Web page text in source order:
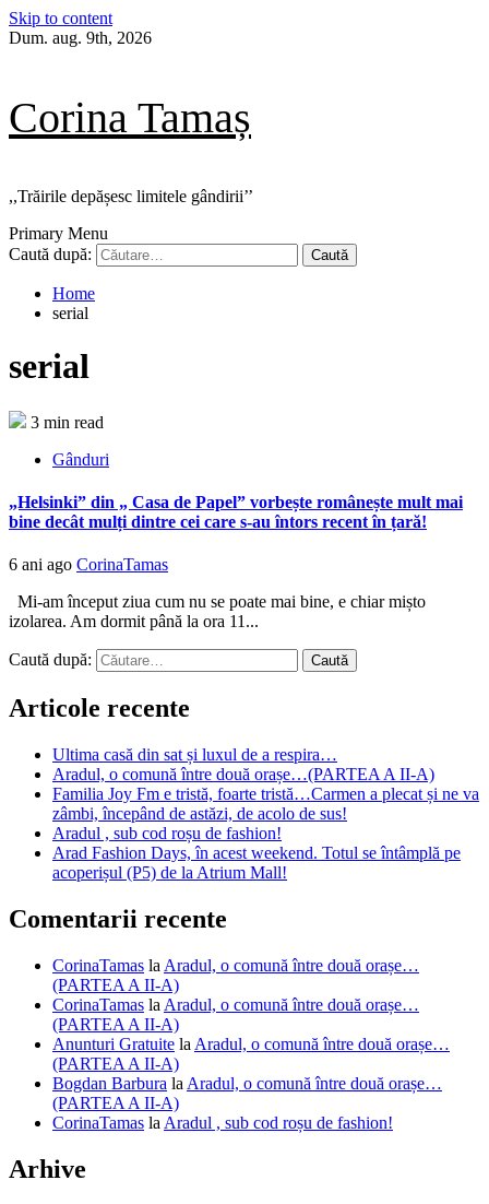
Skip to content
Dum. aug. 9th, 2026
Corina Tamaș
,,Trăirile depășesc limitele gândirii’’
Primary Menu
Caută după:
Home
serial
serial
3 min read
Gânduri
„Helsinki” din „ Casa de Papel” vorbește românește mult mai
bine decât mulți dintre cei care s-au întors recent în țară!
6 ani ago CorinaTamas
Mi-am început ziua cum nu se poate mai bine, e chiar mișto
izolarea. Am dormit până la ora 11...
Caută după:
Articole recente
Ultima casă din sat și luxul de a respira…
Aradul, o comună între două orașe…(PARTEA A II-A)
Familia Joy Fm e tristă, foarte tristă…Carmen a plecat și ne va
zâmbi, începând de astăzi, de acolo de sus!
Aradul , sub cod roșu de fashion!
Arad Fashion Days, în acest weekend. Totul se întâmplă pe
acoperișul (P5) de la Atrium Mall!
Comentarii recente
CorinaTamas la Aradul, o comună între două orașe…
(PARTEA A II-A)
CorinaTamas la Aradul, o comună între două orașe…
(PARTEA A II-A)
Anunturi Gratuite la Aradul, o comună între două orașe…
(PARTEA A II-A)
Bogdan Barbura la Aradul, o comună între două orașe…
(PARTEA A II-A)
CorinaTamas la Aradul , sub cod roșu de fashion!
Arhive